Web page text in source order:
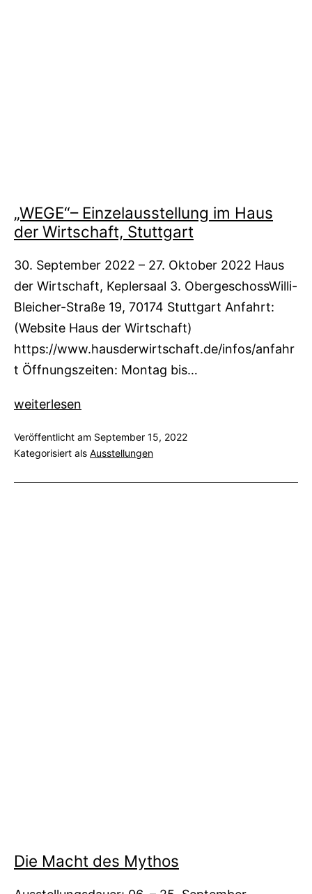
„WEGE“– Einzelausstellung im Haus
der Wirtschaft, Stuttgart
30. September 2022 – 27. Oktober 2022 Haus
der Wirtschaft, Keplersaal 3. ObergeschossWilli-
Bleicher-Straße 19, 70174 Stuttgart Anfahrt:
(Website Haus der Wirtschaft)
https://www.hausderwirtschaft.de/infos/anfahr
t Öffnungszeiten: Montag bis…
„WEGE“–
im
Haus
der
weiterlesen
Veröffentlicht am September 15, 2022
Kategorisiert als Ausstellungen
Die Macht des Mythos